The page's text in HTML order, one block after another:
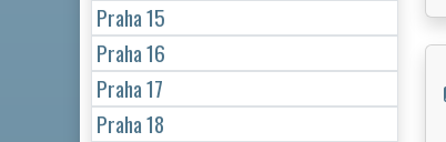
Praha 15
Praha 16
Praha 17
Praha 18